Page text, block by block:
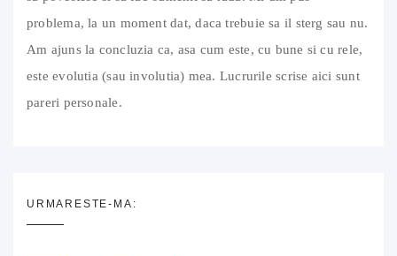
problema, la un moment dat, daca trebuie sa il sterg sau nu.
Am ajuns la concluzia ca, asa cum este, cu bune si cu rele,
este evolutia (sau involutia) mea. Lucrurile scrise aici sunt
pareri personale.
URMARESTE-MA: